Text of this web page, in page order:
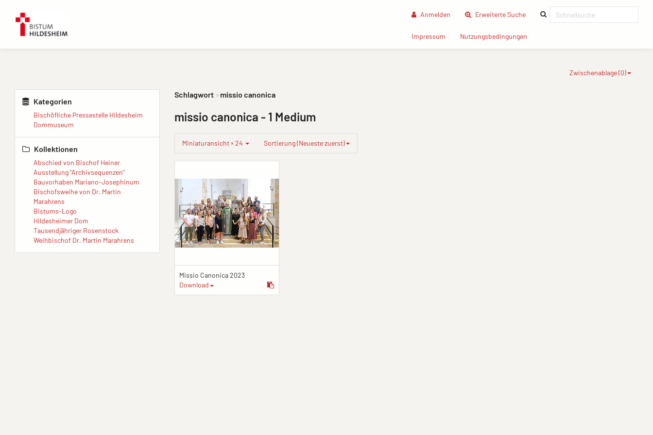
Anmelden Erweiterte Suche(current)
Impressum (current)Nutzungsbedingungen
Zwischenablage (0)
Kategorien
Bischöfliche Pressestelle Hildesheim
Dommuseum
Kollektionen
Abschied von Bischof Heiner
Ausstellung "Archivsequenzen"
Bauvorhaben Mariano-Josephinum
Bischofsweihe von Dr. Martin
Marahrens
Bistums-Logo
Hildesheimer Dom
Tausendjähriger Rosenstock
Weihbischof Dr. Martin Marahrens
Schlagwort missio canonica
missio canonica - 1 Medium
Miniaturansicht × 24 Sortierung (Neueste zuerst)
Missio Canonica 2023
Download